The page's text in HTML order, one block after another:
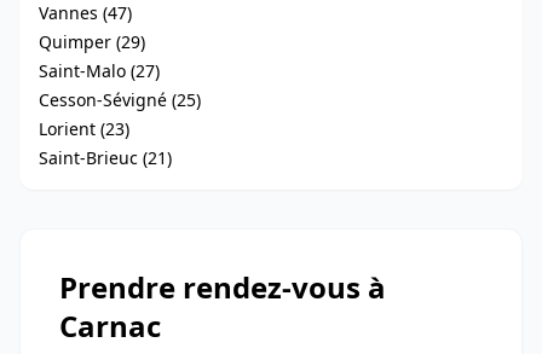
Vannes (47)
Quimper (29)
Saint-Malo (27)
Cesson-Sévigné (25)
Lorient (23)
Saint-Brieuc (21)
Prendre rendez-vous à
Carnac